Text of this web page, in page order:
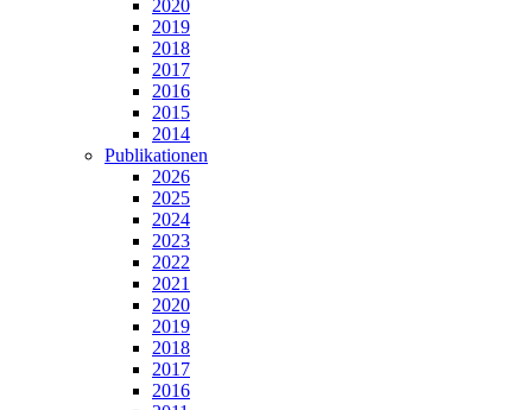
2020
2019
2018
2017
2016
2015
2014
Publikationen
2026
2025
2024
2023
2022
2021
2020
2019
2018
2017
2016